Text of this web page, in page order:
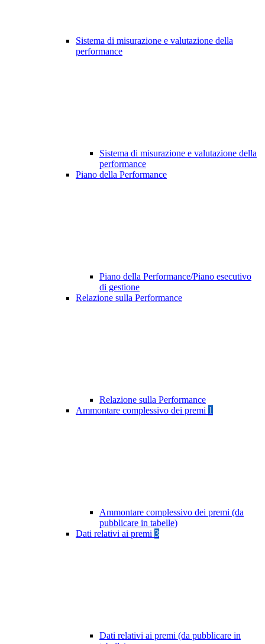
Sistema di misurazione e valutazione della
performance
Sistema di misurazione e valutazione della
performance
Piano della Performance
Piano della Performance/Piano esecutivo
di gestione
Relazione sulla Performance
Relazione sulla Performance
Ammontare complessivo dei premi 1
Ammontare complessivo dei premi (da
pubblicare in tabelle)
Dati relativi ai premi 3
Dati relativi ai premi (da pubblicare in